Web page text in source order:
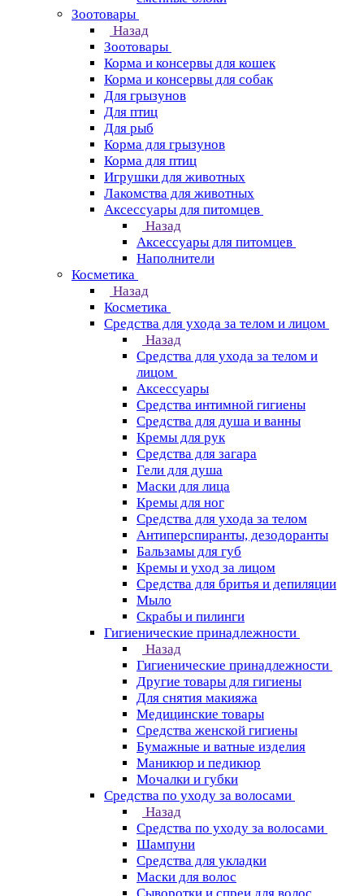
Зоотовары
Назад
Зоотовары
Корма и консервы для кошек
Корма и консервы для собак
Для грызунов
Для птиц
Для рыб
Корма для грызунов
Корма для птиц
Игрушки для животных
Лакомства для животных
Аксессуары для питомцев
Назад
Аксессуары для питомцев
Наполнители
Косметика
Назад
Косметика
Средства для ухода за телом и лицом
Назад
Средства для ухода за телом и
лицом
Аксессуары
Средства интимной гигиены
Средства для душа и ванны
Кремы для рук
Средства для загара
Гели для душа
Маски для лица
Кремы для ног
Средства для ухода за телом
Антиперспиранты, дезодоранты
Бальзамы для губ
Кремы и уход за лицом
Средства для бритья и депиляции
Мыло
Скрабы и пилинги
Гигиенические принадлежности
Назад
Гигиенические принадлежности
Другие товары для гигиены
Для снятия макияжа
Медицинские товары
Средства женской гигиены
Бумажные и ватные изделия
Маникюр и педикюр
Мочалки и губки
Средства по уходу за волосами
Назад
Средства по уходу за волосами
Шампуни
Средства для укладки
Маски для волос